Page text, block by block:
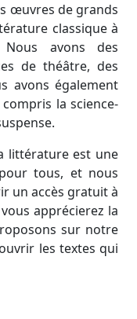
œuvres de grands
classique à
avons des
de théâtre, des
avons également
la science-
littérature est une
tous, et nous
un accès gratuit à
apprécierez la
sur notre
les textes qui